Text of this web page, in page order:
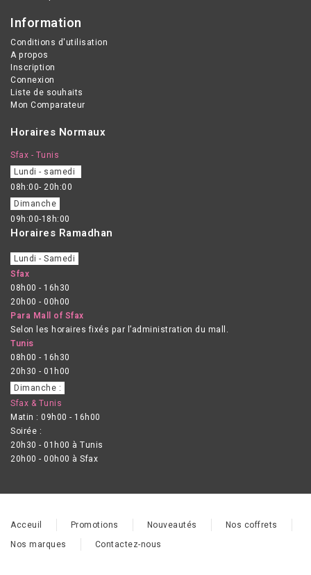
Information
Conditions d'utilisation
A propos
Inscription
Connexion
Liste de souhaits
Mon Comparateur
Horaires Normaux
Sfax - Tunis
Lundi - samedi
08h:00- 20h:00
Dimanche
09h:00-18h:00
Horaires Ramadhan
Lundi - Samedi
Sfax
08h00 - 16h30
20h00 - 00h00
Para Mall of Sfax
Selon les horaires fixés par l’administration du mall.
Tunis
08h00 - 16h30
20h30 - 01h00
Dimanche :
Sfax & Tunis
Matin : 09h00 - 16h00
Soirée :
20h30 - 01h00 à Tunis
20h00 - 00h00 à Sfax
Acceuil Promotions Nouveautés
Nos coffrets
Nos marques
Contactez-nous